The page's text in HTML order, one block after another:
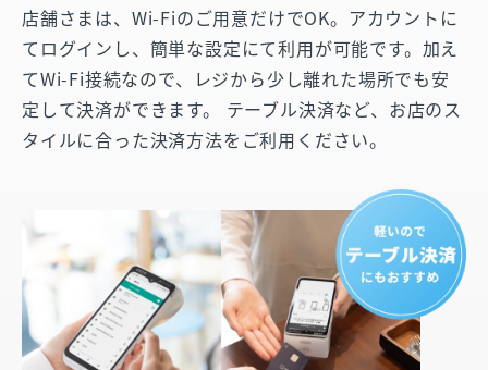
店舗さまは、Wi-Fiのご用意だけでOK。アカウントに
てログインし、簡単な設定にて利用が可能です。加え
てWi-Fi接続なので、レジから少し離れた場所でも安
定して決済ができます。 テーブル決済など、お店のス
タイルに合った決済方法をご利用ください。